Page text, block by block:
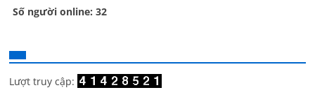
Bác sĩ Stephen Mak
Bác Đạt
Bạch Cúc
Số người online: 32
Lượt truy cập: